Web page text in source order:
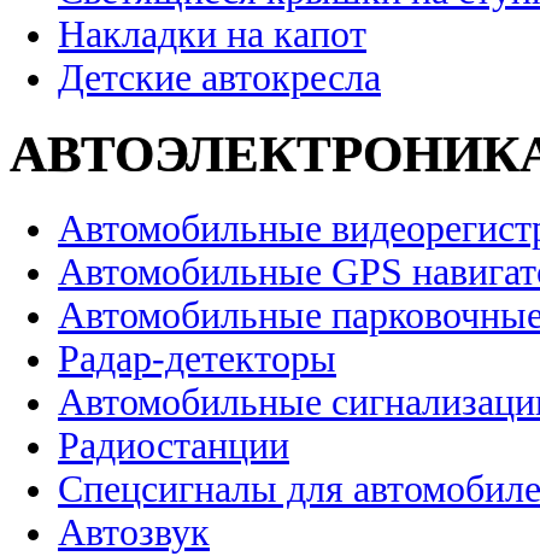
Накладки на капот
Детские автокресла
Автомобильные
Автомобильные GPS
Автомобильные
Радар-детекторы
Автомобильные
Радиостанции
Спецсигналы для
Автозвук